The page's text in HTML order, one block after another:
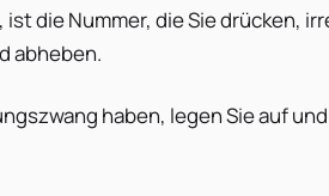
ist die Nummer, die Sie drücken,
abheben.
haben, legen Sie auf